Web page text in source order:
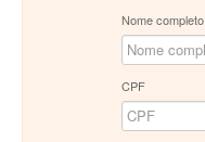
Nome completo
CPF